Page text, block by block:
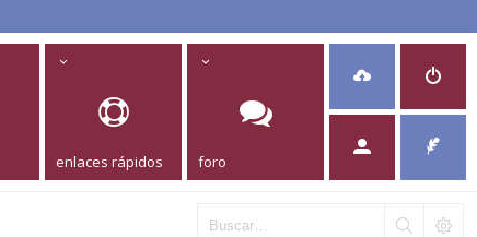
enlaces rápidos foro